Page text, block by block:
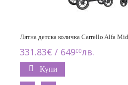
Лятна детска количка Carrello Alfa
331.83€ / 64900лв.
Купи